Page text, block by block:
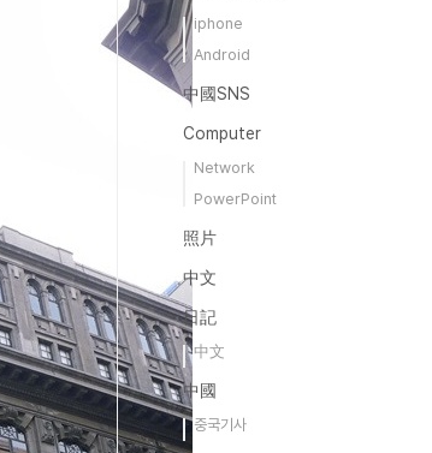
iphone
Android
中國SNS
Computer
Network
PowerPoint
照片
中文
日記
中文
中國
중국기사